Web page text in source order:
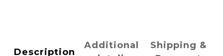
Description
Additional
Shipping &